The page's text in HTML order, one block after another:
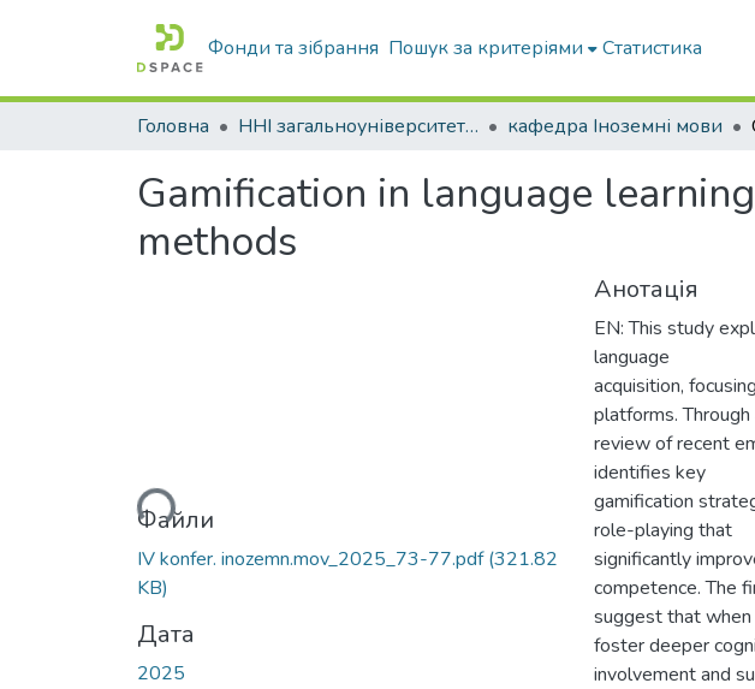
Фонди та зібрання Пошук за критеріями Статистика
Головна ННІ загальноуніверситетської підготовки кафедра Іноземні мови
Gamification in language
methods
Вантажиться...Файли
IV konfer. inozemn.mov_2025_73-77.pdf(321.82
KB)
Дата
2025
Анотація
EN: This study
language
acquisition,
platforms. Through
review of recent
identifies key
gamification
role-playing that
significantly
competence. The
suggest that
foster deeper
involvement and